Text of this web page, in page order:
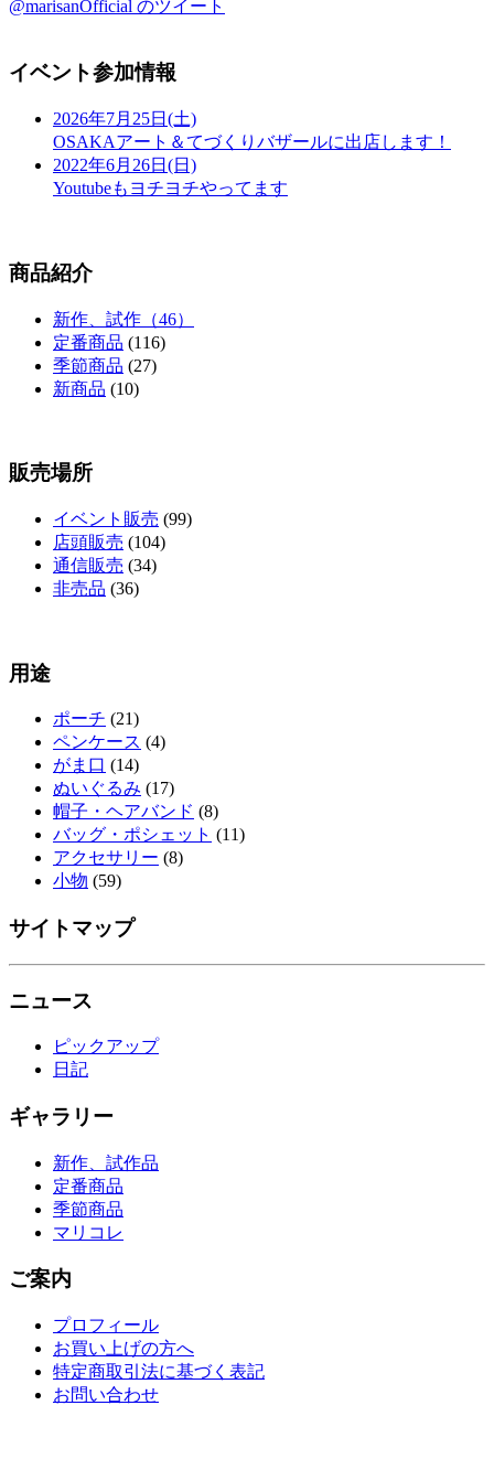
@marisanOfficial のツイート
イベント参加情報
2026年7月25日(土)
OSAKAアート＆てづくりバザールに出店します！
2022年6月26日(日)
Youtubeもヨチヨチやってます
商品紹介
新作、試作（46）
定番商品 (116)
季節商品 (27)
新商品 (10)
販売場所
イベント販売 (99)
店頭販売 (104)
通信販売 (34)
非売品 (36)
用途
ポーチ (21)
ペンケース (4)
がま口 (14)
ぬいぐるみ (17)
帽子・ヘアバンド (8)
バッグ・ポシェット (11)
アクセサリー (8)
小物 (59)
サイトマップ
ニュース
ピックアップ
日記
ギャラリー
新作、試作品
定番商品
季節商品
マリコレ
ご案内
プロフィール
お買い上げの方へ
特定商取引法に基づく表記
お問い合わせ